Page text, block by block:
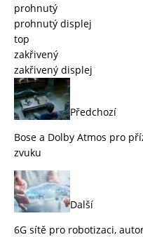
prohnutý
prohnutý displej
top
zakřivený
zakřivený displej
Předchozí
Bose a Dolby Atmos pro
zvuku
Další
6G sítě pro robotizaci,